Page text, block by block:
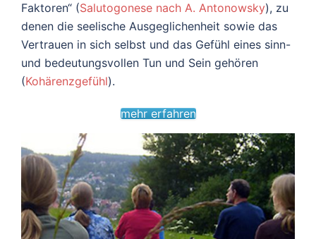
Faktoren“ (Salutogonese nach A. Antonowsky), zu
denen die seelische Ausgeglichenheit sowie das
Vertrauen in sich selbst und das Gefühl eines sinn-
und bedeutungsvollen Tun und Sein gehören
(Kohärenzgefühl).
mehr erfahren